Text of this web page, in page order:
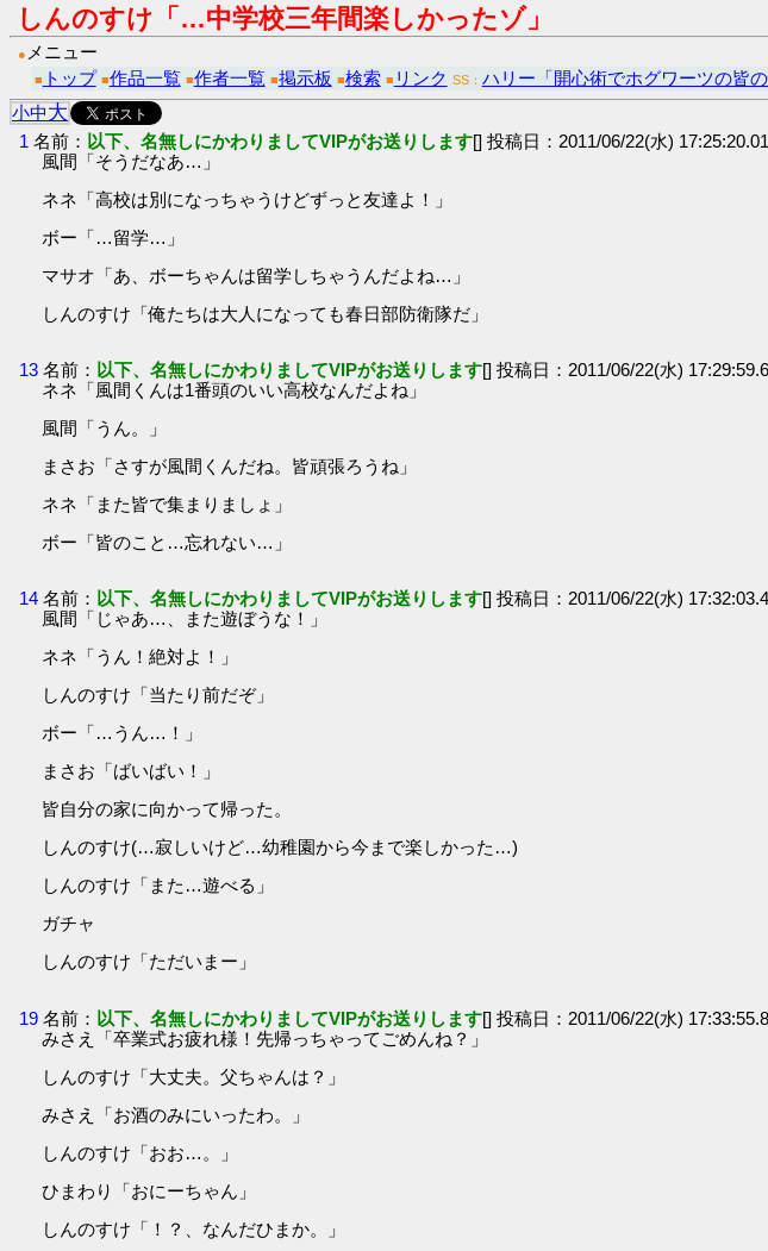
しんのすけ「…中学校三年間楽しかったゾ」
● メニュー
■ トップ ■作品一覧 ■作者一覧 ■掲示板 ■検索 ■ リンク SS： ハリー「開心術でホグワーツの皆
小中大
1 名前： 以下、名無しにかわりましてVIPがお送りします[] 投稿日：2011/06/22(水)
風間「そうだなあ…」
ネネ「高校は別になっちゃうけどずっと友達よ！」
ボー「…留学…」
マサオ「あ、ボーちゃんは留学しちゃうんだよね…」
しんのすけ「俺たちは大人になっても春日部防衛隊だ」
13 名前： 以下、名無しにかわりましてVIPがお送りします[] 投稿日：2011/06/22(水)
ネネ「風間くんは1番頭のいい高校なんだよね」
風間「うん。」
まさお「さすが風間くんだね。皆頑張ろうね」
ネネ「また皆で集まりましょ」
ボー「皆のこと…忘れない…」
14 名前： 以下、名無しにかわりましてVIPがお送りします[] 投稿日：2011/06/22(水)
風間「じゃあ…、また遊ぼうな！」
ネネ「うん！絶対よ！」
しんのすけ「当たり前だぞ」
ボー「…うん…！」
まさお「ばいばい！」
皆自分の家に向かって帰った。
しんのすけ(…寂しいけど…幼稚園から今まで楽しかった…)
しんのすけ「また…遊べる」
ガチャ
しんのすけ「ただいまー」
19 名前： 以下、名無しにかわりましてVIPがお送りします[] 投稿日：2011/06/22(水)
みさえ「卒業式お疲れ様！先帰っちゃってごめんね？」
しんのすけ「大丈夫。父ちゃんは？」
みさえ「お酒のみにいったわ。」
しんのすけ「おお…。」
ひまわり「おにーちゃん」
しんのすけ「！？、なんだひまか。」